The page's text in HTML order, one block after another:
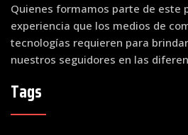
Quienes formamos parte de este
experiencia que los medios de
tecnologías requieren para
nuestros seguidores en las
Tags